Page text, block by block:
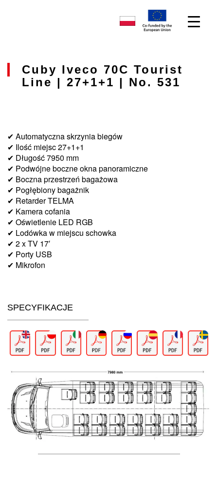
Cuby Iveco 70C Tourist
Line | 27+1+1 | No. 531
✔ Automatyczna skrzynia biegów
✔ Ilość miejsc 27+1+1
✔ Długość 7950 mm
✔ Podwójne boczne okna panoramiczne
✔ Boczna przestrzeń bagażowa
✔ Pogłębiony bagażnik
✔ Retarder TELMA
✔ Kamera cofania
✔ Oświetlenie LED RGB
✔ Lodówka w miejscu schowka
✔ 2 x TV 17′
✔ Porty USB
✔ Mikrofon
SPECYFIKACJE